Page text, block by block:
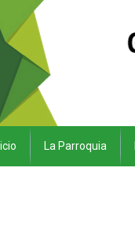
La Parroquia